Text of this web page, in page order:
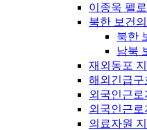
이종욱 펠
북한 보건
북한
남북
재외동포
해외긴급구
외국인근로
외국인근
의료자원